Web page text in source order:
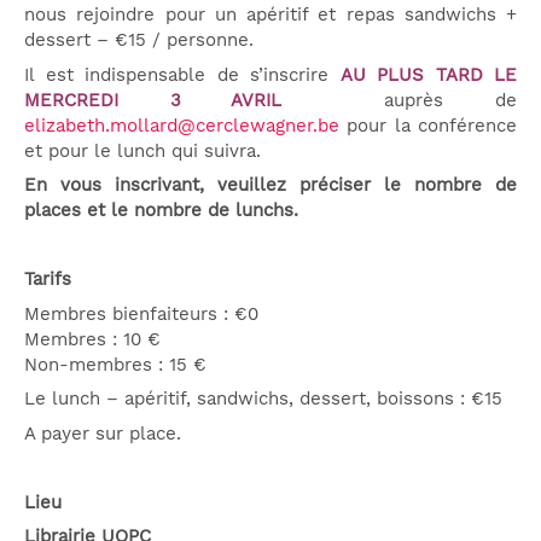
nous rejoindre pour un apéritif et repas sandwichs +
dessert – €15 / personne.
Il est indispensable de s’inscrire AU PLUS TARD LE
MERCREDI 3 AVRIL
auprès de
elizabeth.mollard@cerclewagner.be pour la conférence
et pour le lunch qui suivra.
En vous inscrivant, veuillez préciser le nombre de
places et le nombre de lunchs.
Tarifs
Membres bienfaiteurs : €0
Membres : 10 €
Non-membres : 15 €
Le lunch – apéritif, sandwichs, dessert, boissons : €15
A payer sur place.
Lieu